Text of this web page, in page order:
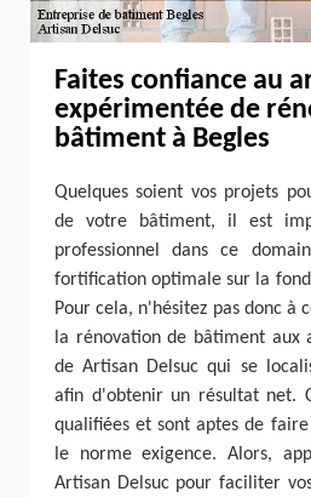
Faites confiance au
expérimentée de
bâtiment à Begles
Quelques soient vos projets
de votre bâtiment, il est
professionnel dans ce
fortification optimale sur la
Pour cela, n'hésitez pas donc à
la rénovation de bâtiment aux
de Artisan Delsuc qui se
afin d'obtenir un résultat net.
qualifiées et sont aptes de
le norme exigence. Alors,
Artisan Delsuc pour faciliter